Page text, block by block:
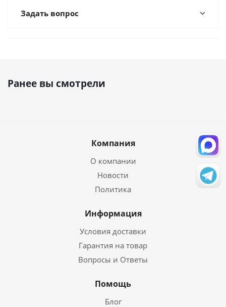
Задать вопрос
Ранее вы смотрели
Компания
О компании
Новости
Политика
Информация
Условия доставки
Гарантия на товар
Вопросы и Ответы
Помощь
Блог